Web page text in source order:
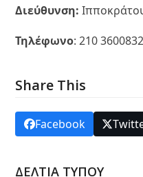
Διεύθυνση:
Τηλέφωνο: 210 3600832
Share This
Facebook
ΔΕΛΤΙΑ ΤΥΠΟΥ